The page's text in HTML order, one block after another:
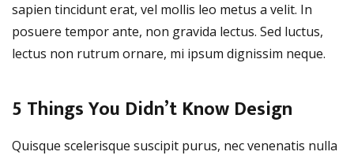
sapien tincidunt erat, vel mollis leo metus a velit. In
posuere tempor ante, non gravida lectus. Sed luctus,
lectus non rutrum ornare, mi ipsum dignissim neque.
5 Things You Didn’t Know Design
Quisque scelerisque suscipit purus, nec venenatis nulla